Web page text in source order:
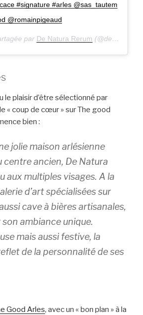
#signature #arles @sas_tautem
@romainpigeaud
par De Natura Rerum (@denaturarerum_arles) le
le plaisir d’être sélectionné par
« coup de cœur » sur The good
bien :
jolie maison arlésienne
ancien, De Natura
aux multiples visages. A la
d’art spécialisées sur
cave à bières artisanales,
son ambiance unique.
mais aussi festive, la
de la personnalité de ses
Good Arles, avec un « bon plan » à la